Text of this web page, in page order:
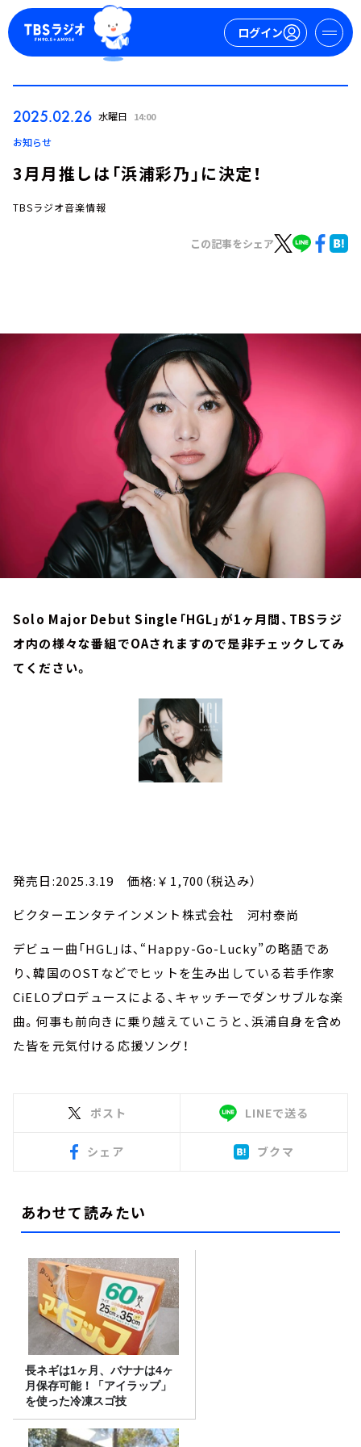
ログイン
トピックス
TBS Podcast
イベント・グッズ
2025.02.26 水曜日 14:00
お知らせ
3月月推しは「浜浦彩乃」に決定！
TBSラジオ音楽情報
この記事をシェア
Solo Major Debut Single「HGL」が1ヶ月間、TBSラジ
オ内の様々な番組でOAされますので是非チェックしてみ
てください。
発売日:2025.3.19 価格:￥1,700（税込み）
ビクターエンタテインメント株式会社 河村泰尚
デビュー曲「HGL」は、“Happy-Go-Lucky”の略語であ
り、韓国のOSTなどでヒットを生み出している若手作家
CiELOプロデュースによる、キャッチーでダンサブルな楽
曲。何事も前向きに乗り越えていこうと、浜浦自身を含め
た皆を元気付ける応援ソング！
ポスト LINEで送る
シェア ブクマ
あわせて読みたい
長ネギは1ヶ月、バナナは4ヶ
月保存可能！「アイラップ」
を使った冷凍スゴ技